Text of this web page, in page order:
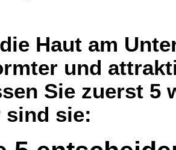
Haut am
und
Sie zuerst 5
sind sie: